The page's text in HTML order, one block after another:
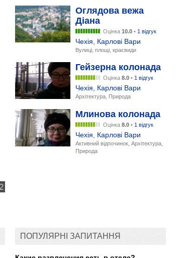
Оглядова вежа
Діана
Оцінка 10.0• 1 відгук
Чехія Карлові Вари
Вулиці, площі, краєвиди
Гейзерна колонада
Оцінка 8.0• 1 відгук
Чехія Карлові Вари
Архітектура, Природа
Млинова колонада
Оцінка 8.0• 1 відгук
Чехія, Карлові Вари
Активний відпочинок, Архітектура,
Природа
ПОПУЛЯРНІ ЗАПИТАННЯ